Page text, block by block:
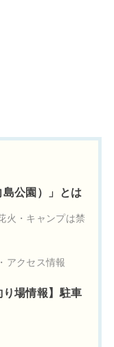
公園）」とは
火・キャンプは禁
アクセス情報
り場情報】駐車